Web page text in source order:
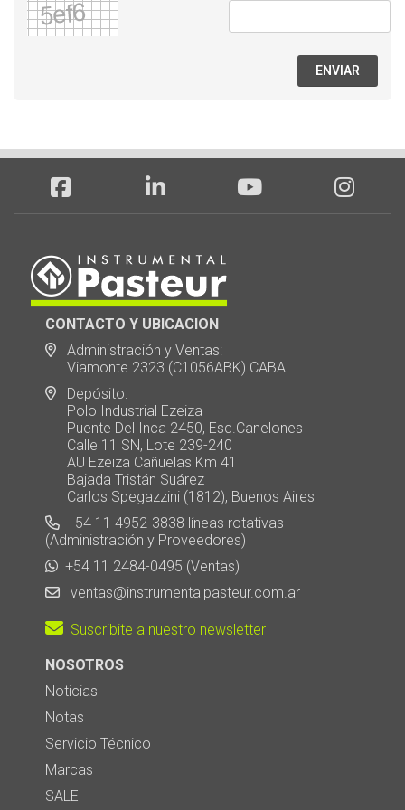
ENVIAR
CONTACTO Y UBICACION
Administración y Ventas:
Viamonte 2323 (C1056ABK) CABA
Depósito:
Polo Industrial Ezeiza
Puente Del Inca 2450, Esq.Canelones
Calle 11 SN, Lote 239-240
AU Ezeiza Cañuelas Km 41
Bajada Tristán Suárez
Carlos Spegazzini (1812), Buenos Aires
+54 11 4952-3838 líneas rotativas
(Administración y Proveedores)
+54 11 2484-0495 (Ventas)
ventas@instrumentalpasteur.com.ar
Suscribite a nuestro newsletter
NOSOTROS
Noticias
Notas
Servicio Técnico
Marcas
SALE